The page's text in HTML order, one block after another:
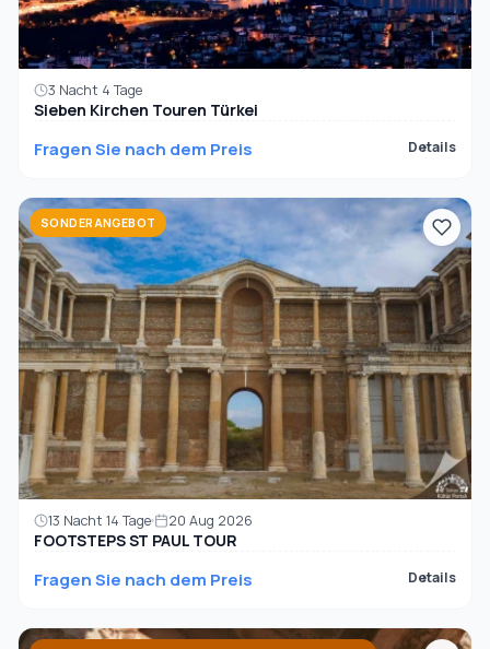
3 Nacht 4 Tage
Sieben Kirchen Touren Türkei
Fragen Sie nach dem Preis Details
SONDERANGEBOT
13 Nacht 14 Tage 20 Aug 2026
FOOTSTEPS ST PAUL TOUR
Fragen Sie nach dem Preis Details